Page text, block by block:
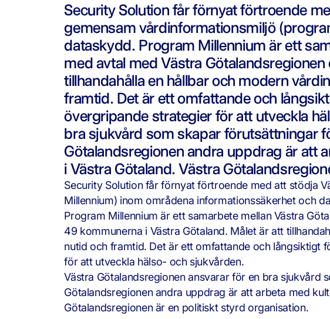
Security Solution får förnyat förtroende
gemensam vårdinformationsmiljö
dataskydd. Program Millennium är ett
med avtal med Västra
tillhandahålla en hållbar och modern
framtid. Det är ett omfattande och
övergripande strategier för att utveckla
bra sjukvård som skapar förutsättningar
Götalandsregionen andra uppdrag är att
i Västra Götaland. Västra
Security Solution får förnyat förtroende med att stödja
Millennium) inom områdena informationssäkerhet och
Program Millennium är ett samarbete mellan Västra
49 kommunerna i Västra Götaland. Målet är att
nutid och framtid. Det är ett omfattande och långsiktigt
för att utveckla hälso- och sjukvården.
Västra Götalandsregionen ansvarar för en bra sjukvård
Götalandsregionen andra uppdrag är att arbeta med
Götalandsregionen är en politiskt styrd organisation.